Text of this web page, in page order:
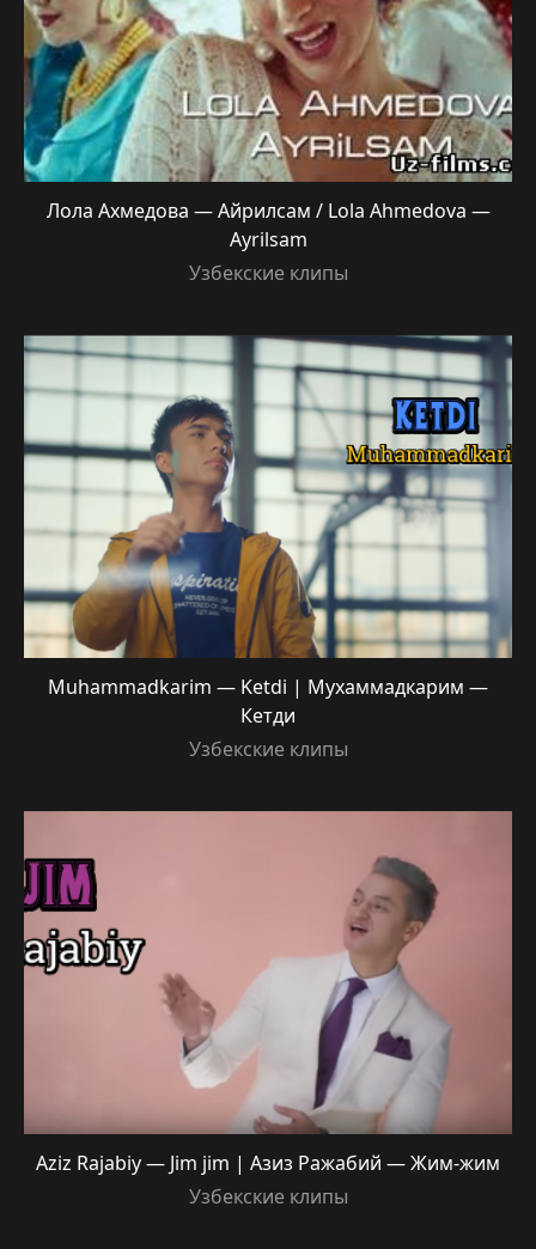
Лола Ахмедова — Айрилсам / Lola Ahmedova —
Ayrilsam
Узбекские клипы
Muhammadkarim — Ketdi | Мухаммадкарим —
Кетди
Узбекские клипы
Aziz Rajabiy — Jim jim | Азиз Ражабий — Жим-жим
Узбекские клипы